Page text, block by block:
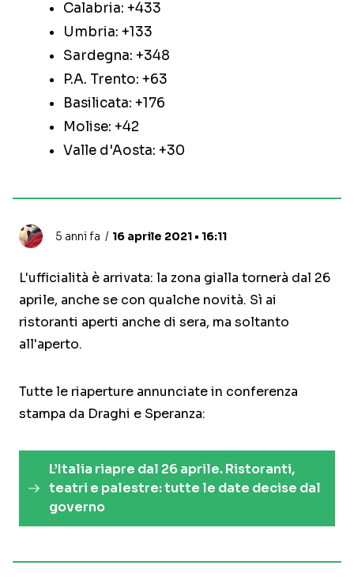
Calabria: +433
Umbria: +133
Sardegna: +348
P.A. Trento: +63
Basilicata: +176
Molise: +42
Valle d'Aosta: +30
5 anni fa 16 aprile 2021 • 16:11
L'ufficialità è arrivata: la zona gialla tornerà dal 26
aprile, anche se con qualche novità. Sì ai
ristoranti aperti anche di sera, ma soltanto
all'aperto.
Tutte le riaperture annunciate in conferenza
stampa da Draghi e Speranza:
L’Italia riapre dal 26 aprile. Ristoranti,
teatri e palestre: tutte le date decise dal
governo